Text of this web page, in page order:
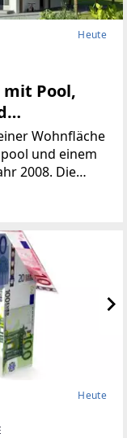
Heute
Pool,
Wohnfläche
und einem
2008. Die
befinden sich
eine
Heute